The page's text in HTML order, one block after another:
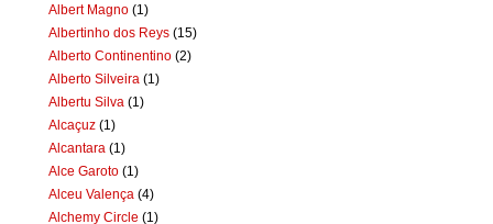
Albert Magno (1)
Albertinho dos Reys (15)
Alberto Continentino (2)
Alberto Silveira (1)
Albertu Silva (1)
Alcaçuz (1)
Alcantara (1)
Alce Garoto (1)
Alceu Valença (4)
Alchemy Circle (1)